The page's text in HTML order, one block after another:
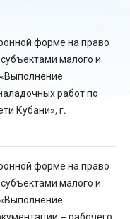
форме на право
малого и
работ по
Кубани», г.
форме на право
малого и